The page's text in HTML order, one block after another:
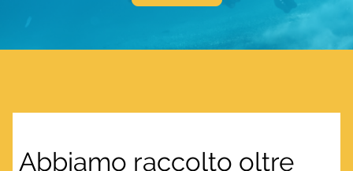
Abbiamo raccolto oltre